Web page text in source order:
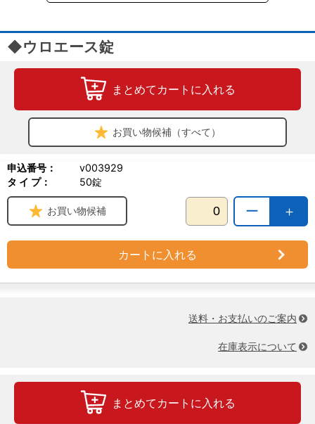
◆ウロエース錠
まとめてカートに入れる
お買い物候補（すべて）
申込番号：
v003929
タ イ プ：
50錠
＋
ー
お買い物候補
カートに入れる
送料・お支払いのご案内
在庫表示について
まとめてカートに入れる